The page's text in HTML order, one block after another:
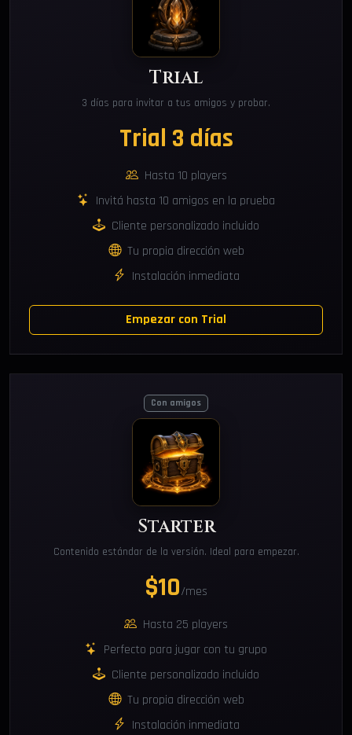
Trial
3 días para invitar a tus amigos y probar.
Trial 3 días
Hasta 10 players
Invitá hasta 10 amigos en la prueba
Cliente personalizado incluido
Tu propia dirección web
Instalación inmediata
Empezar con Trial
Con amigos
Starter
Contenido estándar de la versión. Ideal para empezar.
$10/mes
Hasta 25 players
Perfecto para jugar con tu grupo
Cliente personalizado incluido
Tu propia dirección web
Instalación inmediata